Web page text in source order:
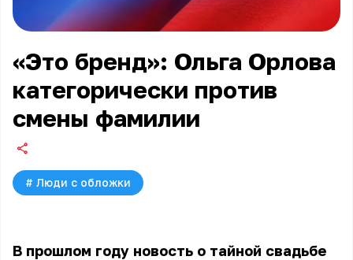
«Это бренд»: Ольга Орлова
категорически против
смены фамилии
# Люди с обложки
В прошлом году новость о тайной свадьбе